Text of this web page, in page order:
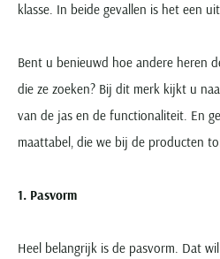
klasse. In beide gevallen is het een
Bent u benieuwd hoe andere heren
die ze zoeken? Bij dit merk kijkt u
van de jas en de functionaliteit. En
maattabel, die we bij de producten
1. Pasvorm
Heel belangrijk is de pasvorm. Dat